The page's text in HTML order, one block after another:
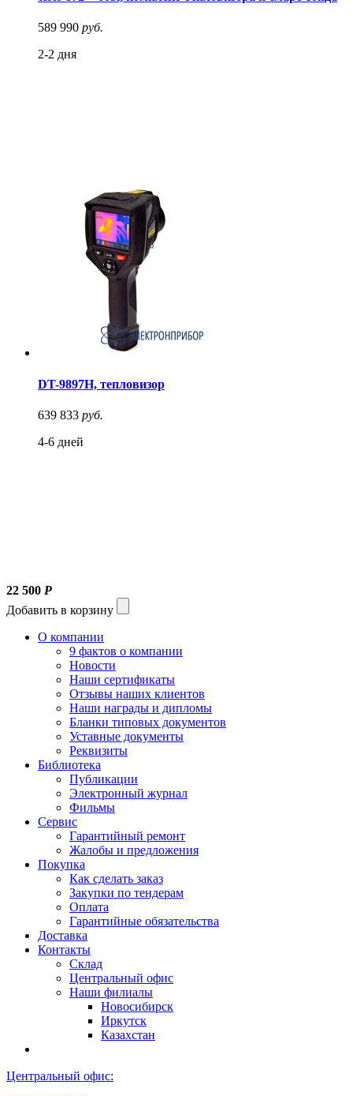
589 990 руб.
2-2 дня
DT-9897H, тепловизор
639 833 руб.
4-6 дней
22 500 Р
Добавить в корзину
О компании
9 фактов о компании
Новости
Наши сертификаты
Отзывы наших клиентов
Наши награды и дипломы
Бланки типовых документов
Уставные документы
Реквизиты
Библиотека
Публикации
Электронный журнал
Фильмы
Сервис
Гарантийный ремонт
Жалобы и предложения
Покупка
Как сделать заказ
Закупки по тендерам
Оплата
Гарантийные обязательства
Доставка
Контакты
Склад
Центральный офис
Наши филиалы
Новосибирск
Иркутск
Казахстан
Центральный офис: